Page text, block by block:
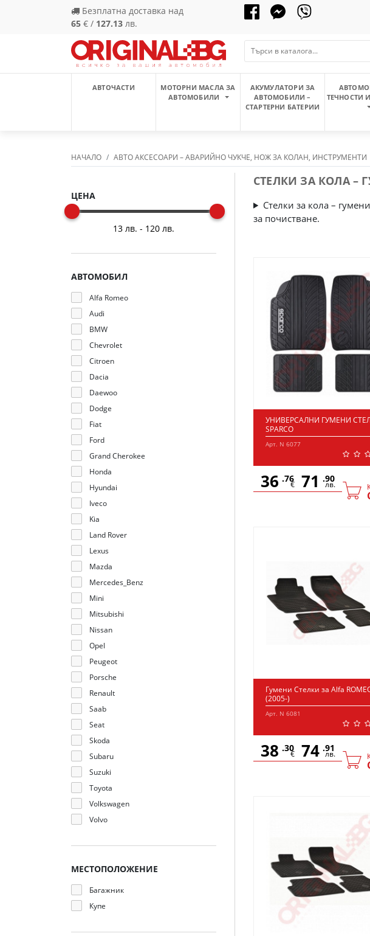
Безплатна доставка над
65 € / 127.13 лв.
АВТОЧАСТИ
МОТОРНИ МАСЛА ЗА
АВТОМОБИЛИ
АКУМУЛАТОРИ ЗА
АВТОМОБИЛИ –
СТАРТЕРНИ БАТЕРИИ
ТЕЧНОСТИ
НАЧАЛО АВТО АКСЕСОАРИ – АВАРИЙНО ЧУКЧЕ, НОЖ ЗА КОЛАН, ИНСТРУМЕНТИ
ЦЕНА
АВТОМОБИЛ
Alfa Romeo
Audi
BMW
Chevrolet
Citroen
Dacia
Daewoo
Dodge
Fiat
Ford
Grand Cherokee
Honda
Hyundai
Iveco
Kia
Land Rover
Lexus
Mazda
Mercedes_Benz
Mini
Mitsubishi
Nissan
Opel
Peugeot
Porsche
Renault
Saab
Seat
Skoda
Subaru
Suzuki
Toyota
Volkswagen
Volvo
МЕСТОПОЛОЖЕНИЕ
Багажник
Купе
СТЕЛКИ ЗА КОЛА –
Стелки за кола –
за почистване.
УНИВЕРСАЛНИ ГУМЕНИ
SPARCO
Арт. N 6077
36 .76
€ 71 .90
лв.
Гумени Стелки за Alfa
(2005-)
Арт. N 6081
38 .30
€ 74 .91
лв.